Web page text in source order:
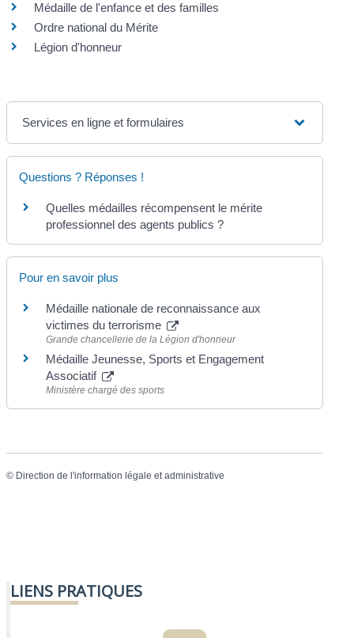
Médaille de l'enfance et des familles
Ordre national du Mérite
Légion d'honneur
Services en ligne et formulaires
Questions ? Réponses !
Quelles médailles récompensent le mérite
professionnel des agents publics ?
Pour en savoir plus
Médaille nationale de reconnaissance aux
victimes du terrorisme
Grande chancellerie de la Légion d'honneur
Médaille Jeunesse, Sports et Engagement
Associatif
Ministère chargé des sports
© Direction de l'information légale et administrative
LIENS PRATIQUES